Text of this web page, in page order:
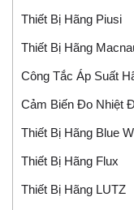
Thiết Bị Hãng Piusi
Thiết Bị Hãng
Công Tắc Áp Suất
Cảm Biến Đo Nhiệt
Thiết Bị Hãng Blue
Thiết Bị Hãng Flux
Thiết Bị Hãng LUTZ